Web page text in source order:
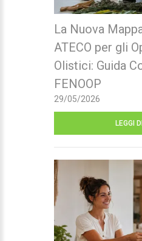
La Nuova
ATECO per gli
Olistici: Guida
FENOOP
29/05/2026
LEGGI